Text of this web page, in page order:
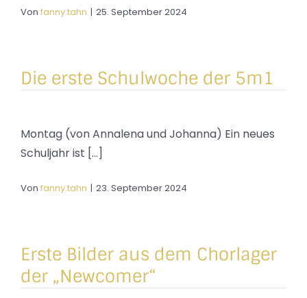
Von fanny.tahn | 25. September 2024
Die erste Schulwoche der 5m1
Montag (von Annalena und Johanna) Ein neues
Schuljahr ist [...]
Von fanny.tahn | 23. September 2024
Erste Bilder aus dem Chorlager
der „Newcomer“